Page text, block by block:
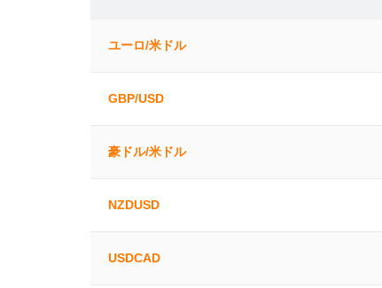
ユーロ/米ドル
GBP/USD
豪ドル/米ドル
NZDUSD
USDCAD